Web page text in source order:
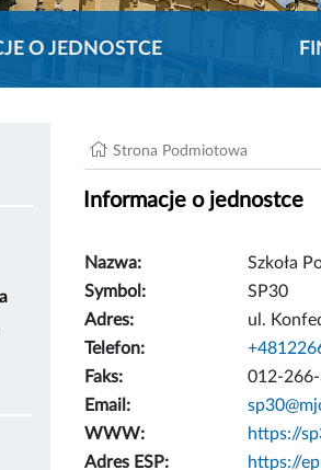
O JEDNOSTCE
Strona Podmiotowa
Informacje o jednostce
Nazwa:
Szkoła
Symbol:
SP30
Adres:
ul.
Telefon:
Faks:
012-
Email:
WWW:
https://
Adres ESP:
https://